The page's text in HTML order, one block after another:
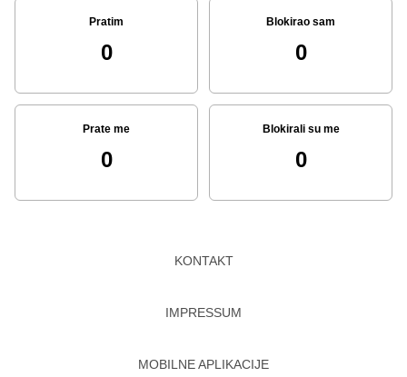
Pratim
0
Blokirao sam
0
Prate me
0
Blokirali su me
0
KONTAKT
IMPRESSUM
MOBILNE APLIKACIJE